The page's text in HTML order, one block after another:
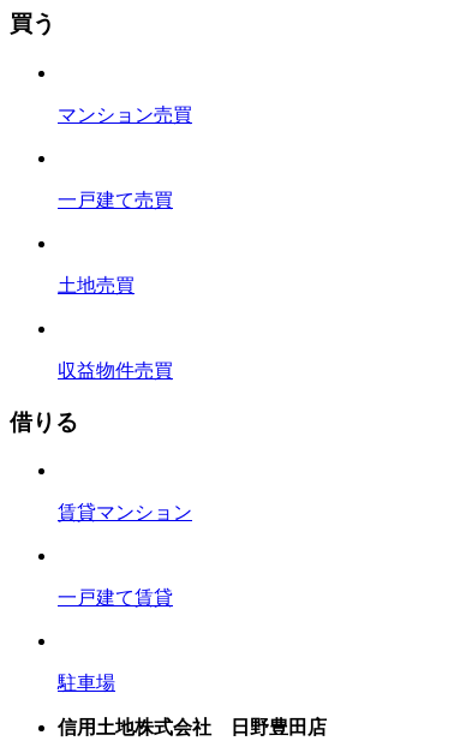
買う
マンション売買
一戸建て売買
土地売買
収益物件売買
借りる
賃貸マンション
一戸建て賃貸
駐車場
信用土地株式会社 日野豊田店